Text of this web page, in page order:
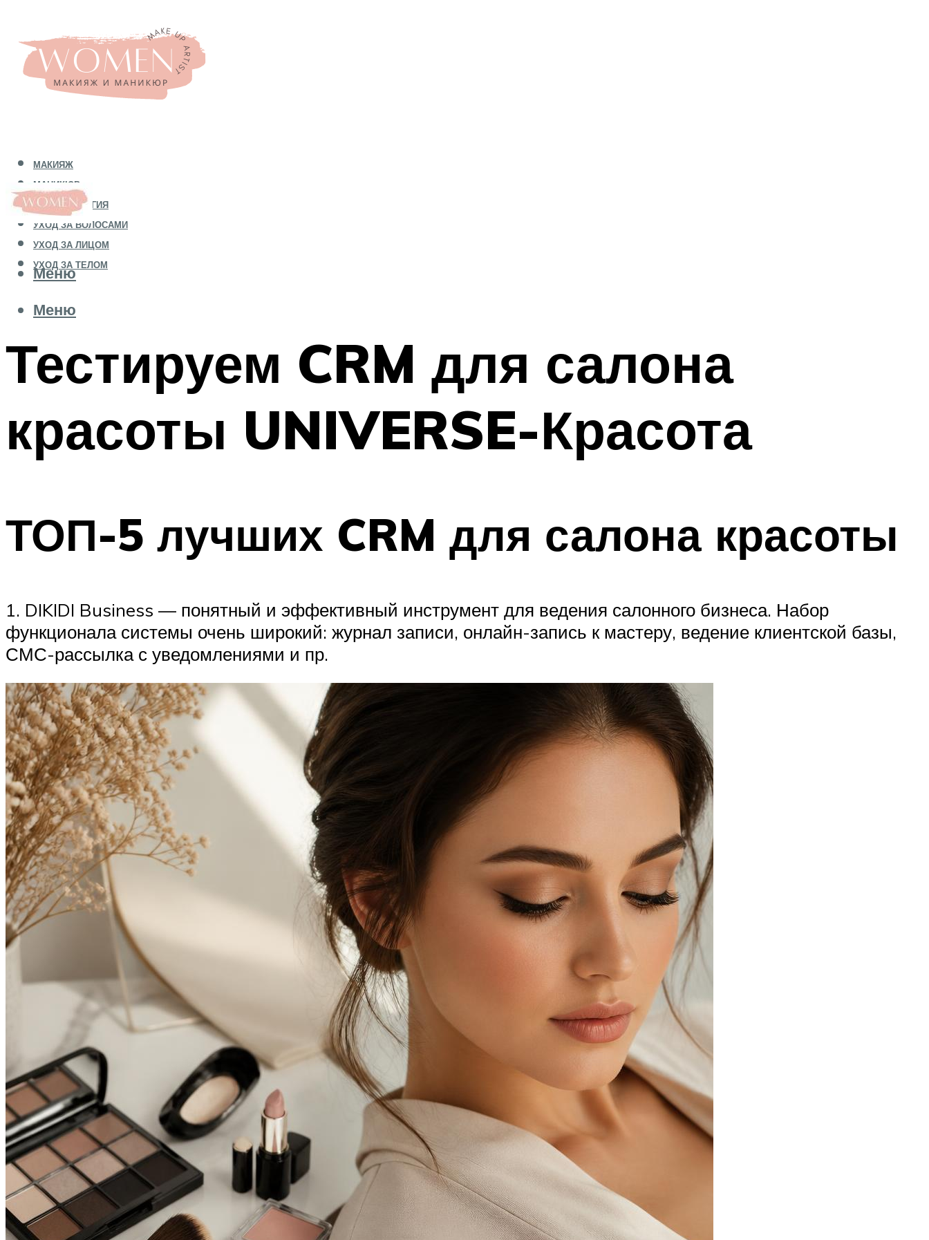
МАКИЯЖ
МАНИКЮР
КОСМЕТОЛОГИЯ
УХОД ЗА ВОЛОСАМИ
УХОД ЗА ЛИЦОМ
УХОД ЗА ТЕЛОМ
Меню
Меню
Тестируем CRM для салона
красоты UNIVERSE-Красота
ТОП-5 лучших CRM для салона красоты
1. DIKIDI Business — понятный и эффективный инструмент для ведения салонного бизнеса. Набор
функционала системы очень широкий: журнал записи, онлайн-запись к мастеру, ведение клиентской базы,
СМС-рассылка с уведомлениями и пр.